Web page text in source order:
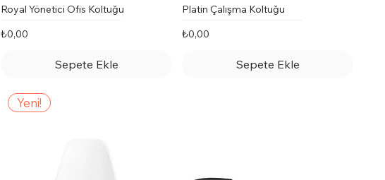
Royal Yönetici Ofis Koltuğu
Fiyat
₺0,00
Sepete Ekle
Platin Çalışma Koltuğu
Fiyat
₺0,00
Sepete Ekle
Yeni!